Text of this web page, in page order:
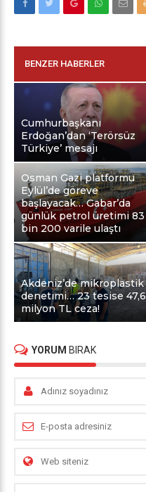
BENZER HABERLER
Cumhurbaşkanı
Erdoğan’dan ‘Terörsüz
Türkiye’ mesajı
Osman Gazi platformu
Eylül’de göreve
başlayacak… Gabar’da
günlük petrol üretimi 83
bin 200 varile ulaştı
Akdeniz’de mikroplastik
denetimi… 23 tesise 47,6
milyon TL ceza!
YORUM BIRAK